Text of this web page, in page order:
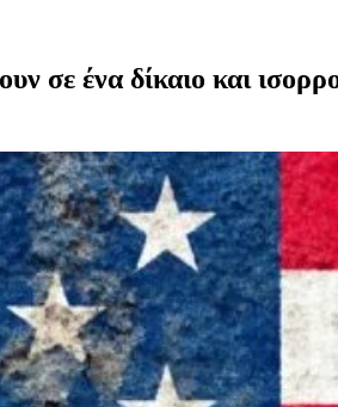
σε ένα δίκαιο και